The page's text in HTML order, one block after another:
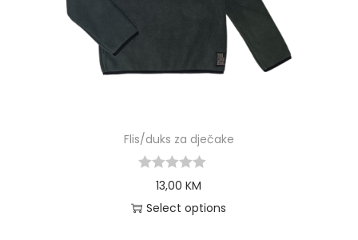
Flis/duks za dječake
13,00KM
Select options